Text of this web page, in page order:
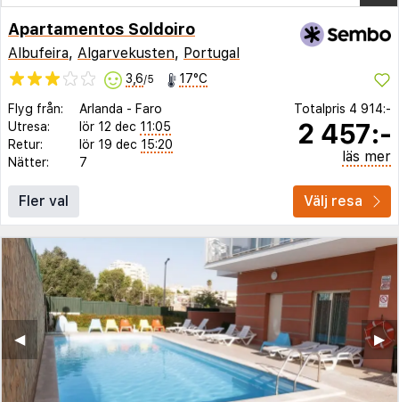
Apartamentos Soldoiro
Albufeira, Algarvekusten, Portugal
3,6/5 17°C
Flyg från: Arlanda - Faro
Utresa:
lör 12 dec 11:05
Retur:
lör 19 dec 15:20
Nätter:
7
Totalpris 4 914:-
2 457:-
läs mer
Fler val Välj resa
▶︎
◀︎